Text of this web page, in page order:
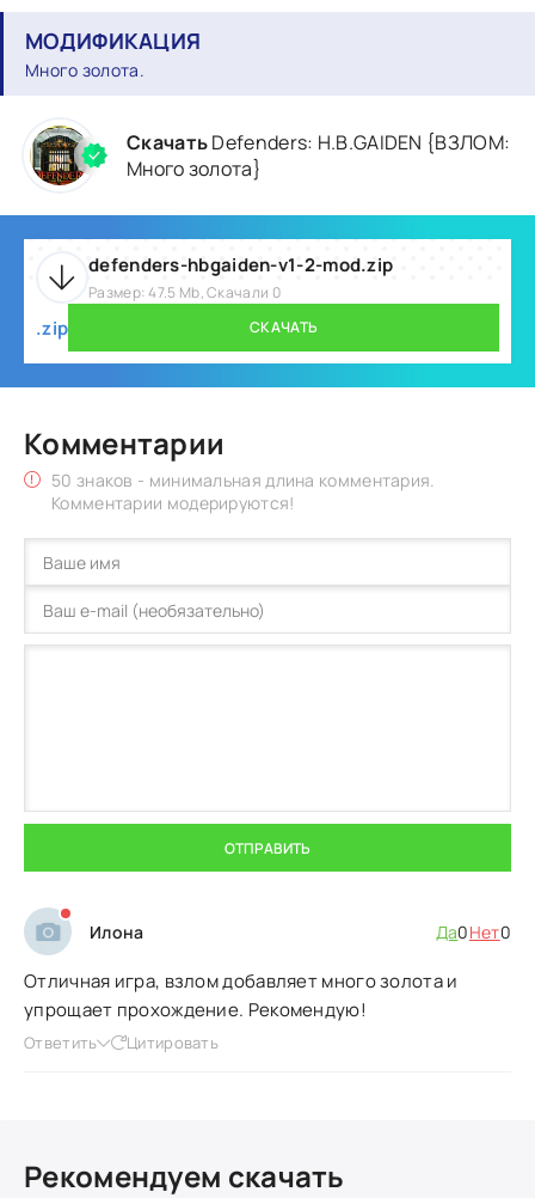
МОДИФИКАЦИЯ
Много золота.
СкачатьDefenders: H.B.GAIDEN {ВЗЛОМ:
Много золота}
defenders-hbgaiden-v1-2-mod.zip
Размер: 47.5 Mb, Скачали 0
.zip СКАЧАТЬ
Комментарии
50 знаков - минимальная длина комментария.
Комментарии модерируются!
ОТПРАВИТЬ
Илона Да0Нет0
Отличная игра, взлом добавляет много золота и
упрощает прохождение. Рекомендую!
Ответить Цитировать
Рекомендуем скачать